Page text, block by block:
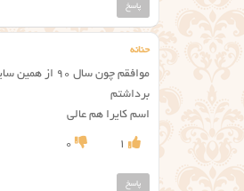
پاسخ
حنانه
موافقم چون سال
برداشتم
اسم کایرا هم عالی
1
0
پاسخ